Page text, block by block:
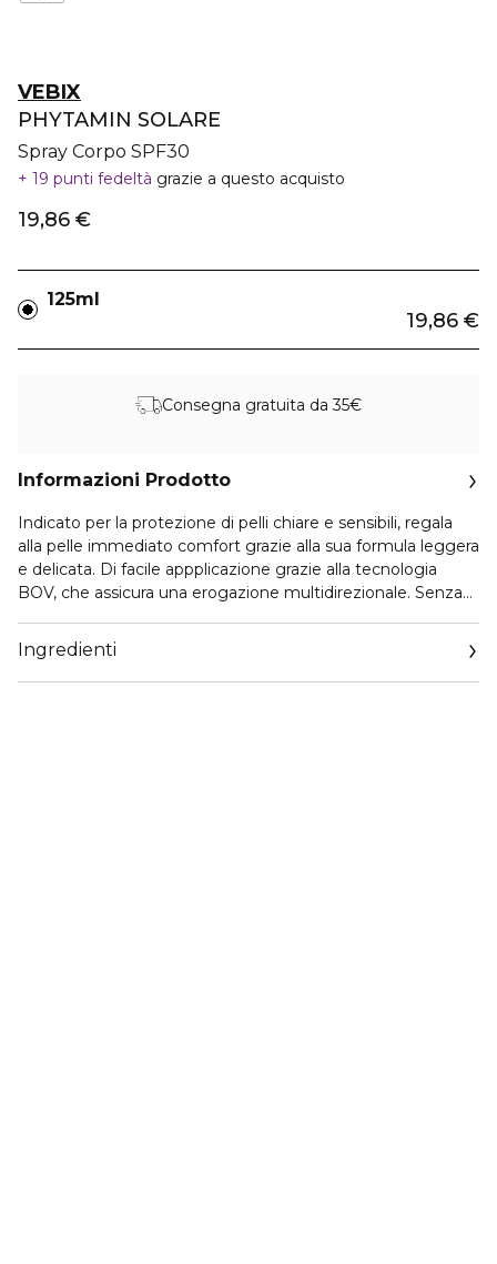
VEBIX
PHYTAMIN SOLARE
Spray Corpo SPF30
19 punti fedeltà grazie a questo acquisto
19,86 €
125ml
19,86 €
Consegna gratuita da 35€
Informazioni Prodotto
Indicato per la protezione di pelli chiare e sensibili, regala
alla pelle immediato comfort grazie alla sua formula leggera
e delicata. Di facile appplicazione grazie alla tecnologia
BOV, che assicura una erogazione multidirezionale. Senza
Ingredienti